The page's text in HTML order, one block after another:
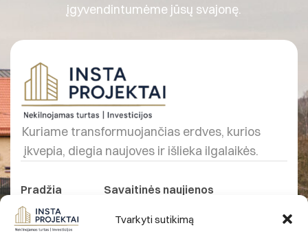
Tvarkyti sutikimą
įgyvendintumėme jūsų svajonę.
Kuriame transformuojančias erdves, kurios
įkvepia, diegia naujoves ir išlieka ilgalaikės.
Pradžia
Apie mus
Savaitinės naujienos
Kontaktai